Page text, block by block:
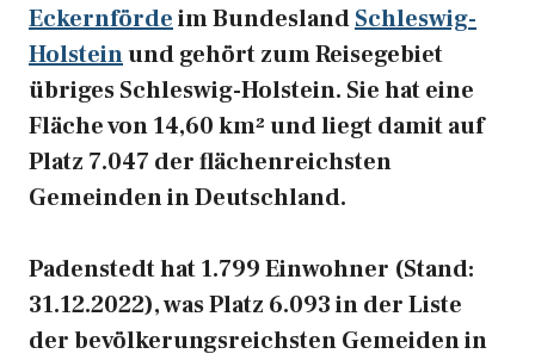
Eckernfördeim BundeslandSchleswig-
Holsteinund gehört zum Reisegebiet
übriges Schleswig-Holstein. Sie hat eine
Fläche von 14,60 km² und liegt damit auf
Platz 7.047 der flächenreichsten
Gemeinden in Deutschland.
Padenstedt hat 1.799 Einwohner (Stand:
31.12.2022), was Platz 6.093 in der Liste
der bevölkerungsreichsten Gemeiden in